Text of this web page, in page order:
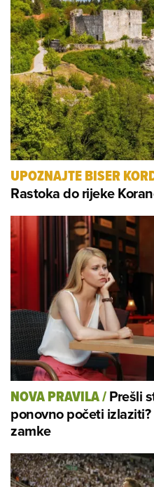
UPOZNAJTE BISER
Rastoka do rijeke
NOVA PRAVILA/Prešli
ponovno početi
zamke